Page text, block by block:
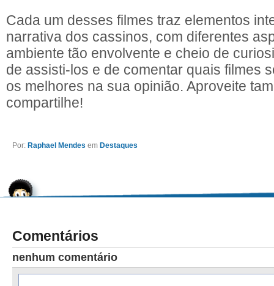
Cada um desses filmes traz elementos
narrativa dos cassinos, com diferentes
ambiente tão envolvente e cheio de
de assisti-los e de comentar quais filmes
os melhores na sua opinião. Aproveite
compartilhe!
Por: Raphael Mendes em Destaques
Comentários
nenhum comentário